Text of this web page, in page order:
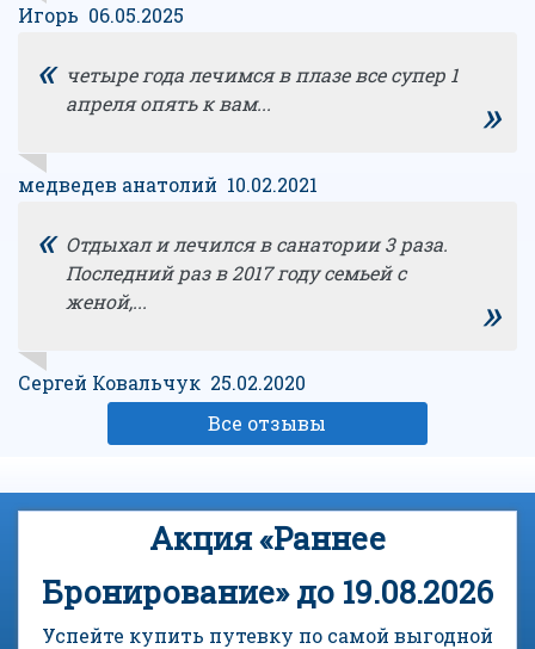
Игорь 06.05.2025
« четыре года лечимся в плазе все супер 1
апреля опять к вам...
»
медведев анатолий 10.02.2021
« Отдыхал и лечился в санатории 3 раза.
Последний раз в 2017 году семьей с
женой,...
»
Сергей Ковальчук 25.02.2020
Все отзывы
Акция «Раннее
Бронирование» до 19.08.2026
Успейте купить путевку по самой выгодной